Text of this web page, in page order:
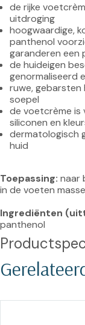
de rijke
uitdroging
hoogwaardige,
panthenol
garanderen een
de huideigen
genormaliseerd
ruwe, gebarsten
soepel
de voetcrème is
siliconen en
dermatologisch
huid
Toepassing: naar
in de voeten
Ingrediënten
panthenol